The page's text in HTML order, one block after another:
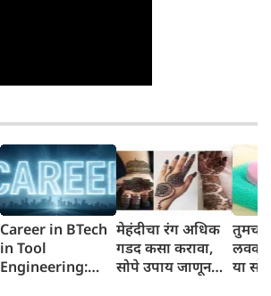
Career in BTech
in Tool
Engineering:
मेहंदीचा रंग अधिक
गडद कसा करावा,
सोपे उपाय जाणून
तुमचा
लवकर
या